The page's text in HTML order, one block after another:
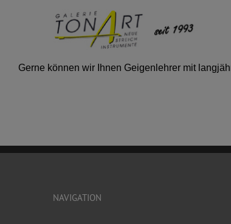
Gerne können wir Ihnen Geigenlehrer mit
NAVIGATION